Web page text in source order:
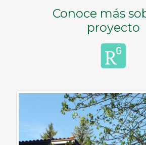
Conoce más
proyecto